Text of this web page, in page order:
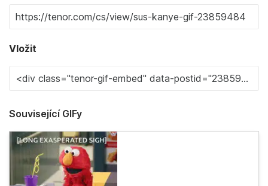
Vložit
Související GIFy